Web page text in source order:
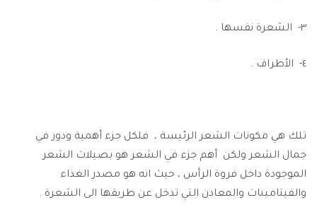
٣- الشعرة نفسها .
٤- الأطراف .
تلك هي مكونات الشعر الرئيسة ، فلكل جزء أهمية ودور في
جمال الشعر ولكن أهم جزء في الشعر هو بصيلات الشعر
الموجودة داخل فروة الرأس ، حيث انه هو مصدر الغذاء
والفيتامينات والمعادن التي تدخل عن طريقها الى الشعرة .